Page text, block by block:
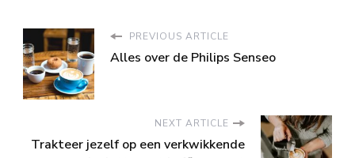
PREVIOUS ARTICLE
Alles over de Philips Senseo
NEXT ARTICLE
Trakteer jezelf op een verkwikkende